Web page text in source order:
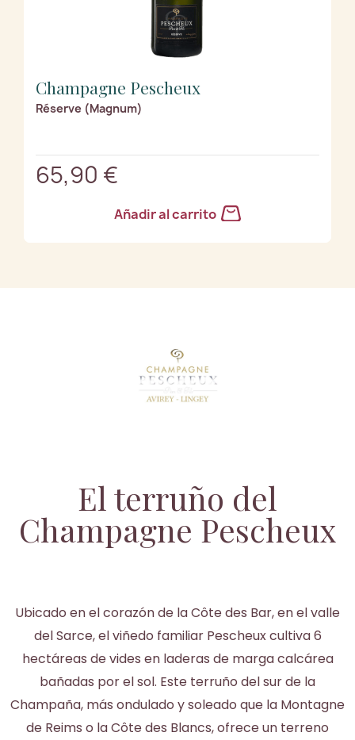
Champagne Pescheux
Réserve (Magnum)
65,90 €
Añadir al carrito
El terruño del
Champagne Pescheux
Ubicado en el corazón de la Côte des Bar, en el valle
del Sarce, el viñedo familiar Pescheux cultiva 6
hectáreas de vides en laderas de marga calcárea
bañadas por el sol. Este terruño del sur de la
Champaña, más ondulado y soleado que la Montagne
de Reims o la Côte des Blancs, ofrece un terreno